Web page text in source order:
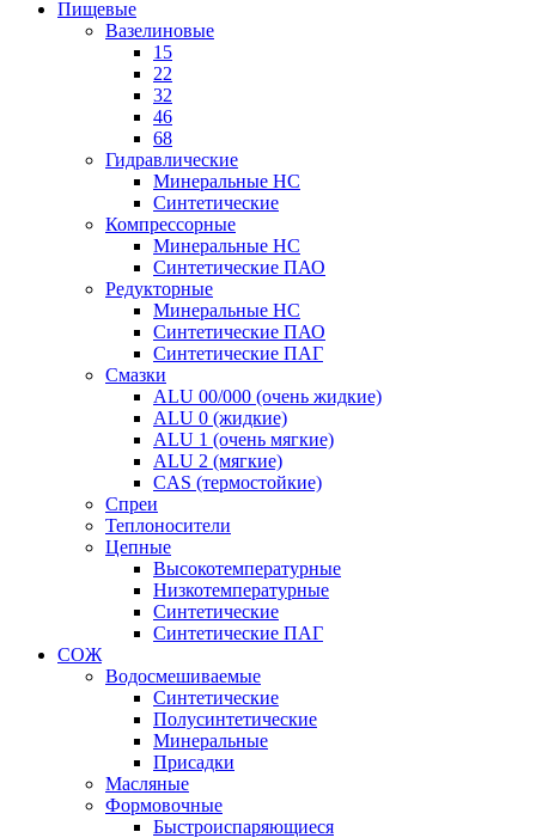
Пищевые
Вазелиновые
15
22
32
46
68
Гидравлические
Минеральные HC
Синтетические
Компрессорные
Минеральные HC
Синтетические ПАО
Редукторные
Минеральные HC
Синтетические ПАО
Синтетические ПАГ
Смазки
ALU 00/000 (очень жидкие)
ALU 0 (жидкие)
ALU 1 (очень мягкие)
ALU 2 (мягкие)
CAS (термостойкие)
Спреи
Теплоносители
Цепные
Высокотемпературные
Низкотемпературные
Синтетические
Синтетические ПАГ
СОЖ
Водосмешиваемые
Синтетические
Полусинтетические
Минеральные
Присадки
Масляные
Формовочные
Быстроиспаряющиеся